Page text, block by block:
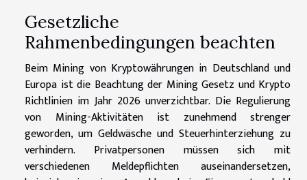
Gesetzliche
Rahmenbedingungen beachten
Beim Mining von Kryptowährungen in Deutschland und
Europa ist die Beachtung der Mining Gesetz und Krypto
Richtlinien im Jahr 2026 unverzichtbar. Die Regulierung
von Mining-Aktivitäten ist zunehmend strenger
geworden, um Geldwäsche und Steuerhinterziehung zu
verhindern. Privatpersonen müssen sich mit
verschiedenen Meldepflichten auseinandersetzen,